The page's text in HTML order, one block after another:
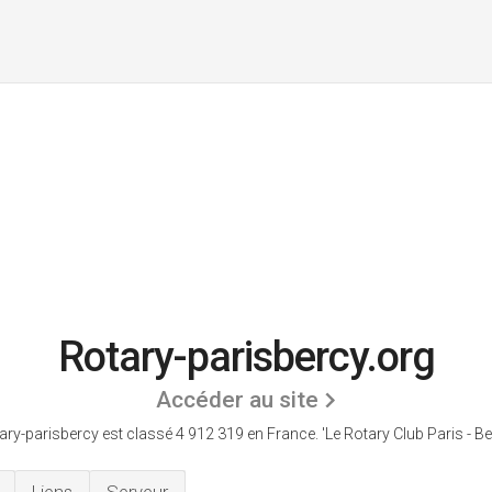
Rotary-parisbercy.org
Accéder au site
parisbercy est classé 4 912 319 en France. 'Le Rotary Club Paris -